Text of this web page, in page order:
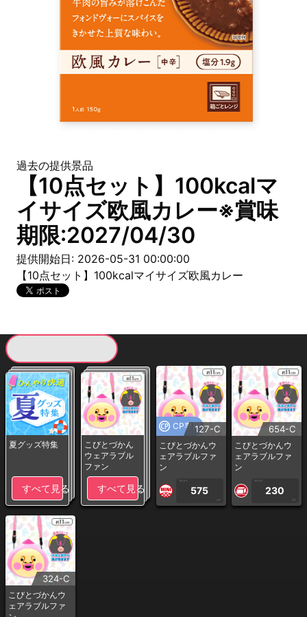
過去の提供景品
【10点セット】100kcalマ
イサイズ欧風カレー※賞味
期限:2027/04/30
提供開始日: 2026-05-31 00:00:00
【10点セット】100kcalマイサイズ欧風カレー
夏グッズ特集
すべて見る
こびとづかん
ウェアラブル
ファン
すべて見る
CP専用127-C
こびとづかんウ
ェアラブルファ
ン
1PLAY
575
CP
654-C
こびとづかんウ
ェアラブルファ
ン
1PLAY
230
CP
324-C
こびとづかんウ
ェアラブルファ